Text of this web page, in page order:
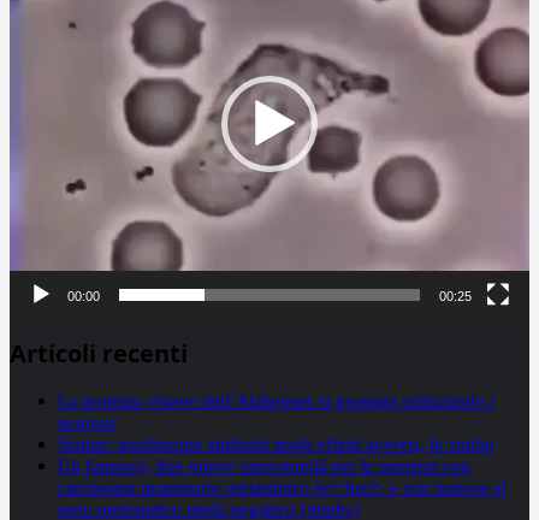
00:00 00:25
Articoli recenti
La proteina chiave dell’Alzheimer si propaga utilizzando i
neuroni
Statine: inutilmente attribuiti molti effetti avversi, lo studio
Un farmaco, due nuove opportunità per le pazienti con
carcinoma mammario metastatico hr+/her2- e con tumore al
seno metastatico triplo negativo (mtnbc)